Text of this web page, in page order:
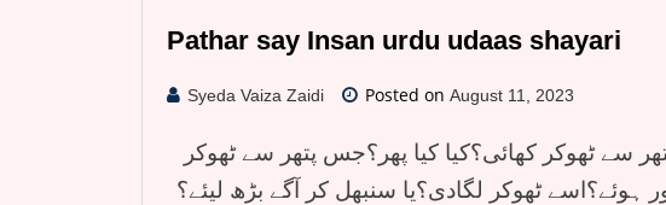
Pathar say Insan urdu udaas shayari
Syeda Vaiza Zaidi Posted on August 11, 2023
سے ٹھوکر کھائی؟کیا کیا پھر؟جس پتھر سے ٹھوکر
ٹھوکر لگادی؟یا سنبھل کر آگے بڑھ لیئے؟